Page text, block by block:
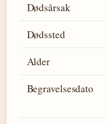
Dødsårsak
Dødssted
Alder
Begravelsesdato